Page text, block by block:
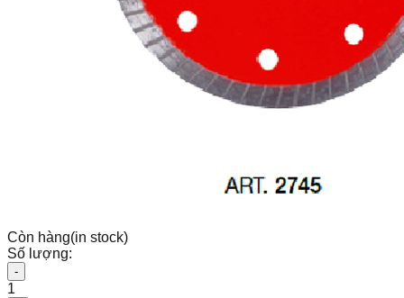
Còn hàng(in stock)
Số lượng:
-
1